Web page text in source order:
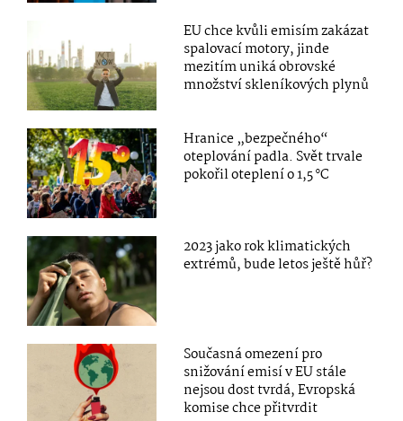
EU chce kvůli emisím zakázat
spalovací motory, jinde
mezitím uniká obrovské
množství skleníkových plynů
Hranice „bezpečného“
oteplování padla. Svět trvale
pokořil oteplení o 1,5 °C
2023 jako rok klimatických
extrémů, bude letos ještě hůř?
Současná omezení pro
snižování emisí v EU stále
nejsou dost tvrdá, Evropská
komise chce přitvrdit